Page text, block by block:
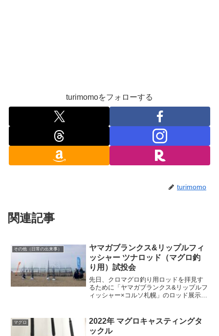
turimomoをフォローする
turimomo
関連記事
その他（日常の出来事）
ヤマガブランクス&リップルフィ
ッシャー ツナロッド（マグロ釣
り用）試投会
先日、クロマグロ釣り用ロッドを拝見す
るために「ヤマガブランクス&リップルフ
ィッシャー×コルソ札幌」のロッド展示受
タログをみているだけでは、満足出来な
くなってきてしまい、...
マグロ
2022年 マグロキャスティングタ
ックル